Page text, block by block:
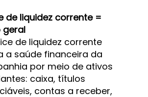
de liquidez corrente =
geral
de liquidez corrente
a saúde financeira da
por meio de ativos
caixa, títulos
contas a receber,